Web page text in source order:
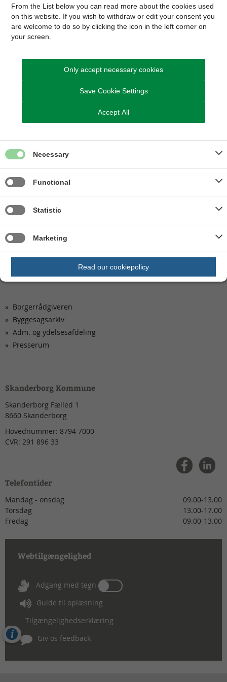
Send Digital Post til Sundhed, Omsorg og Handicap
Du kan også ringe til os
Tlf. 8794 7850
Telefontid
Mandag, tirsdag og onsdag: kl. 09.00 - 13.00
Torsdag: kl. 13.00 - 17.00
Fredag: kl. 09.00 - 13.00
Kl. 10.00-11.00: stor risiko for telefonkø
Kl. 12.00-13.00: lille risiko for telefonkø
Kom hurtigt til
Ledige stillinger
Aktuelle høringer og afgørelser
Kontakt os
Borgerrådgiveren
Byggesagsarkiv
Adm. og ydelsesafdeling
Presserum
Skanderborg Kommune
Skanderborg Fælled 1
8660 Skanderborg
Hovednummer: 8794 7000
CVR: 291 896 33
Telefontider
Mandag - onsdag
09.00-13.00
Torsdag
13.00-17.00
Fredag
09.00-13.00
Webtilgængelighed
Adgang med tegn Tænd
eller
sluk
for
Adgang
Guide til oplæsning
Tilgængelighedserklæring
Giv os feedback
Cookies
From the List below you can read more about the cookies used
on this website. If you wish to withdraw or edit your consent you
are welcome to do so by clicking the icon in the left corner on
your screen.
Only accept necessary cookies
Save Cookie Settings
Accept All
Necessary
Functional
Statistic
Marketing
Read our cookiepolicy